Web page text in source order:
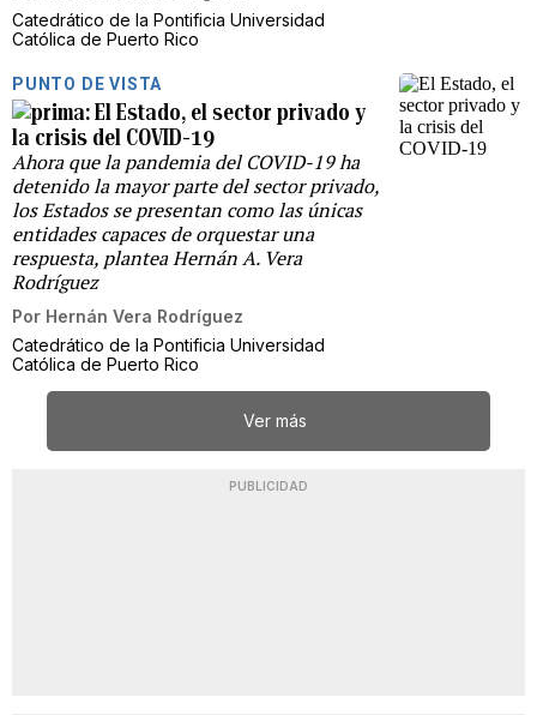
Catedrático de la Pontificia Universidad
Católica de Puerto Rico
PUNTO DE VISTA
El Estado, el sector privado y
la crisis del COVID-19
Ahora que la pandemia del COVID-19 ha
detenido la mayor parte del sector privado,
los Estados se presentan como las únicas
entidades capaces de orquestar una
respuesta, plantea Hernán A. Vera
Rodríguez
Por Hernán Vera Rodríguez
Catedrático de la Pontificia Universidad
Católica de Puerto Rico
Ver más
PUBLICIDAD